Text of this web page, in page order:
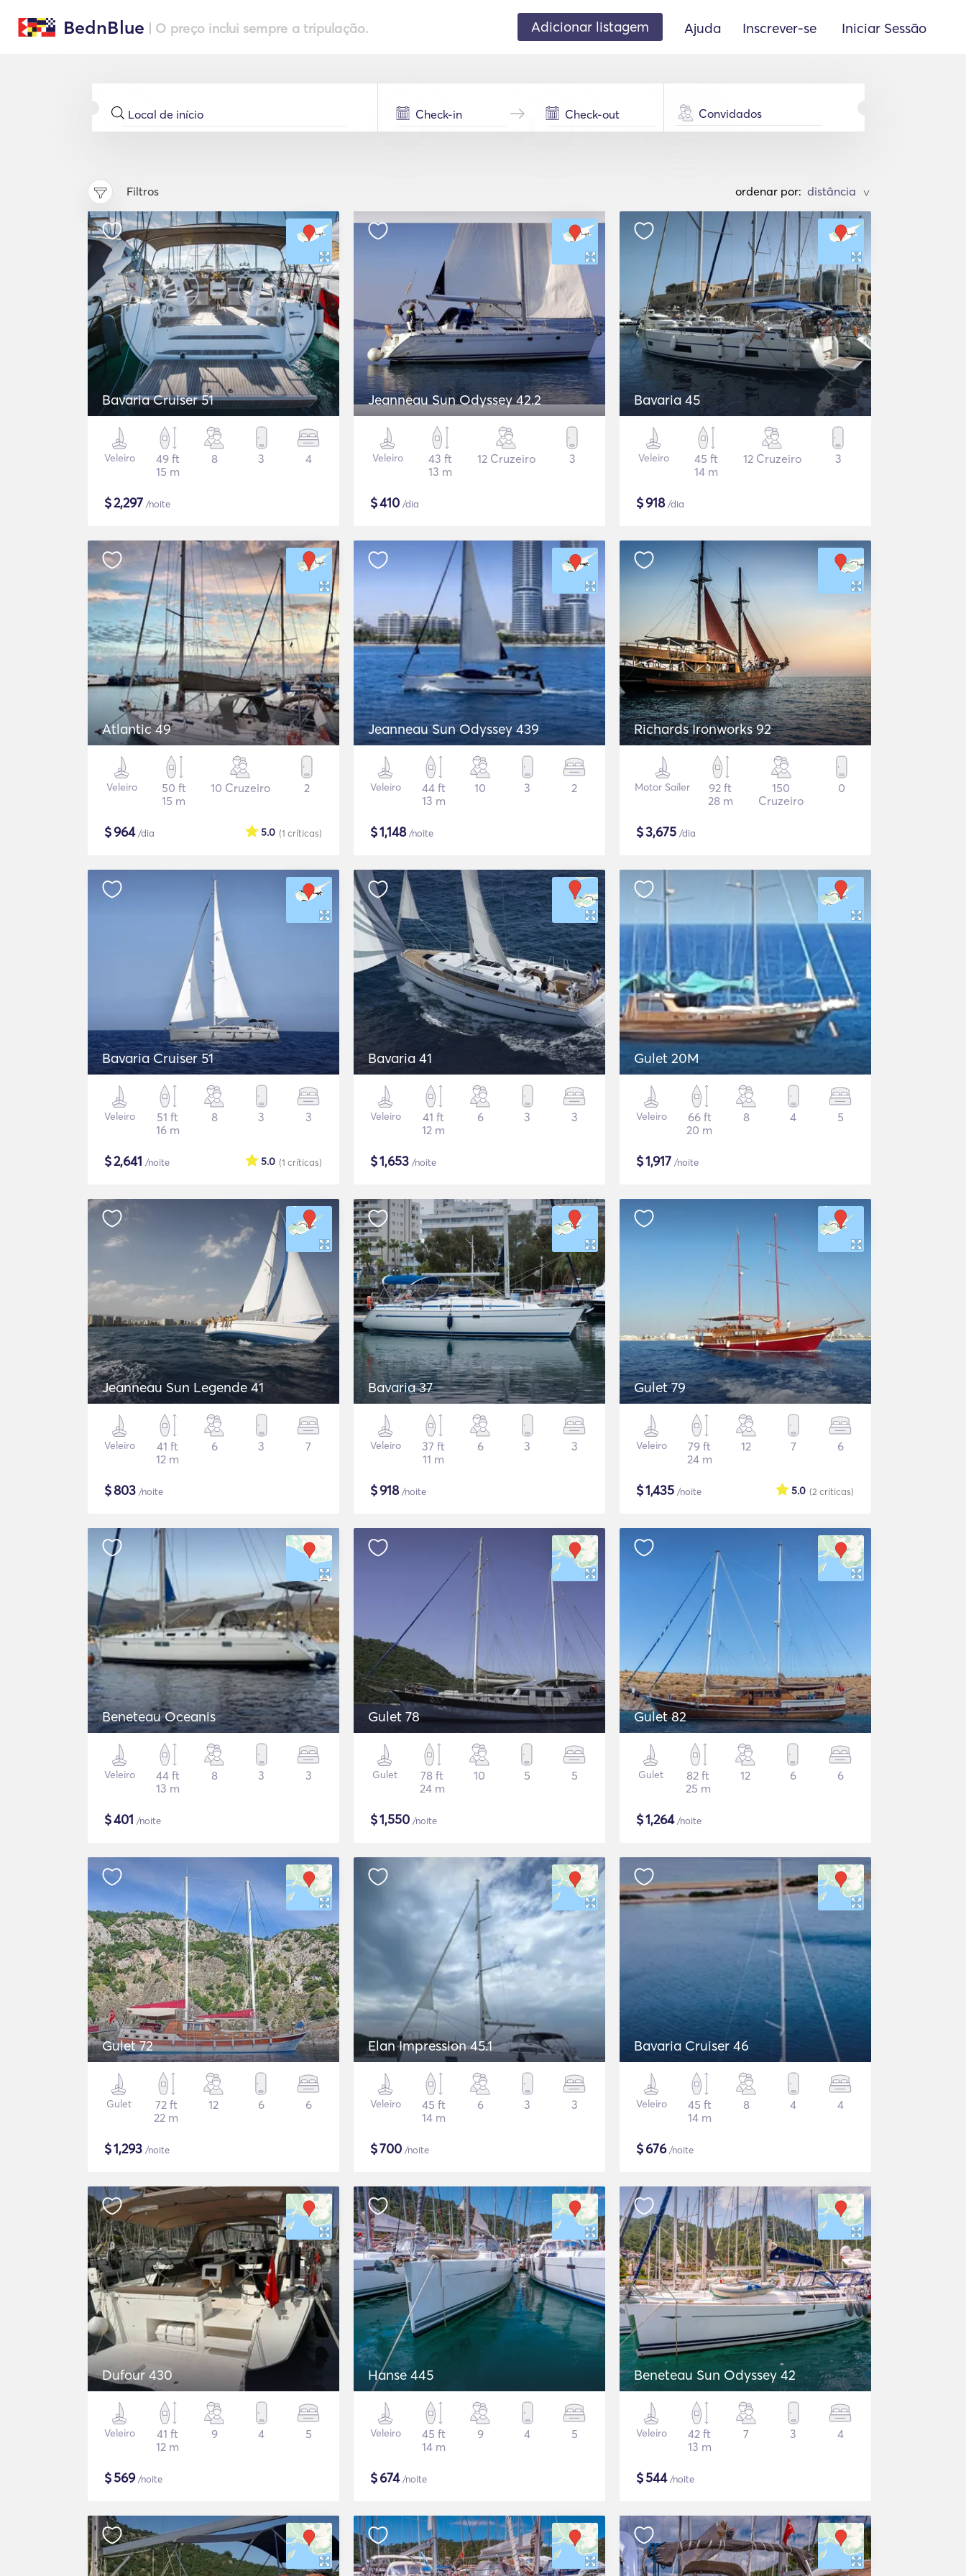
BednBlue | O preço inclui sempre a tripulação. Adicionar listagem Ajuda Inscrever-se Iniciar Sessão
Convidados
Filtros ordenar por: >
Bavaria Cruiser 51
Veleiro
49 ft
15 m
8 3 4
$2,297 /noite
Jeanneau Sun Odyssey 42.2
Veleiro
43 ft
13 m
12 Cruzeiro 3
$410 /dia
Bavaria 45
Veleiro
45 ft
14 m
12 Cruzeiro 3
$918/dia
Atlantic 49
Veleiro
50 ft
15 m
10 Cruzeiro 2
$964/dia (1 críticas)
5.0
Jeanneau Sun Odyssey 439
Veleiro
44 ft
13 m
10 3 2
$1,148/noite
Richards Ironworks 92
Motor Sailer
92 ft
28 m
150
Cruzeiro
0
$3,675 /dia
Bavaria Cruiser 51
Veleiro
51 ft
16 m
8 3 3
$2,641 /noite (1 críticas)
5.0
Bavaria 41
Veleiro
41 ft
12 m
6 3 3
$1,653 /noite
Gulet 20M
Veleiro
66 ft
20 m
8 4 5
$1,917 /noite
Jeanneau Sun Legende 41
Veleiro
41 ft
12 m
6 3 7
$803 /noite
Bavaria 37
Veleiro
37 ft
11 m
6 3 3
$918/noite
Gulet 79
Veleiro
79 ft
24 m
12 7 6
$1,435 /noite (2 críticas)
5.0
Beneteau Oceanis
Veleiro
44 ft
13 m
8 3 3
$401 /noite
Gulet 78
Gulet
78 ft
24 m
10 5 5
$1,550 /noite
Gulet 82
Gulet
82 ft
25 m
12 6 6
$1,264/noite
Gulet 72
Gulet
72 ft
22 m
12 6 6
$1,293 /noite
Elan Impression 45.1
Veleiro
45 ft
14 m
6 3 3
$700 /noite
Bavaria Cruiser 46
Veleiro
45 ft
14 m
8 4 4
$676/noite
Dufour 430
Veleiro
41 ft
12 m
9 4 5
$569/noite
Hanse 445
Veleiro
45 ft
14 m
9 4 5
$674/noite
Beneteau Sun Odyssey 42
Veleiro
42 ft
13 m
7 3 4
$544/noite